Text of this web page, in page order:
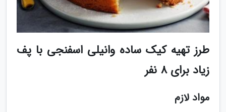
طرز تهیه کیک ساده وانیلی اسفنجی با پف
زیاد برای 8 نفر
مواد لازم